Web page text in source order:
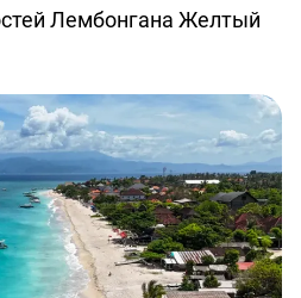
Лембонгана Желтый